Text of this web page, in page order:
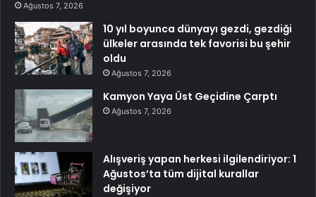
Ağustos 7, 2026
10 yıl boyunca dünyayı gezdi, gezdiği
ülkeler arasında tek favorisi bu şehir
oldu
Ağustos 7, 2026
Kamyon Yaya Üst Geçidine Çarptı
Ağustos 7, 2026
Alışveriş yapan herkesi ilgilendiriyor: 1
Ağustos’ta tüm dijital kurallar
değişiyor